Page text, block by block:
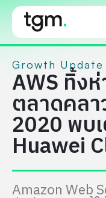
Growth Update
AWS ทิ้ง
ตลาดคลา
2020 พบ
Huawei
Amazon Web